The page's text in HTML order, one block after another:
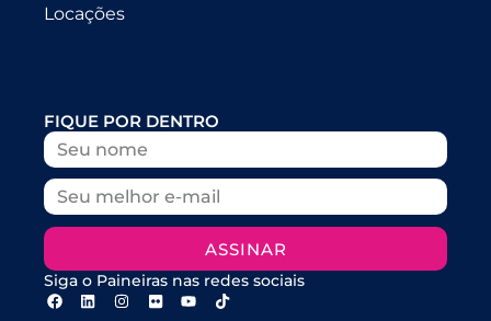
Locações
FIQUE POR DENTRO
ASSINAR
Siga o Paineiras nas redes sociais